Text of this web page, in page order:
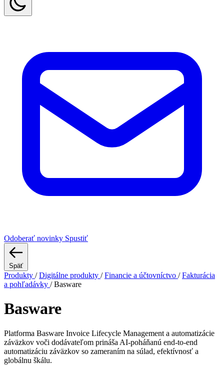
Odoberať novinky Spustiť
Späť
Produkty / Digitálne produkty / Financie a účtovníctvo / Fakturácia
a pohľadávky / Basware
Basware
Platforma Basware Invoice Lifecycle Management a automatizácie
záväzkov voči dodávateľom prináša AI-poháňanú end-to-end
automatizáciu záväzkov so zameraním na súlad, efektívnosť a
globálnu škálu.